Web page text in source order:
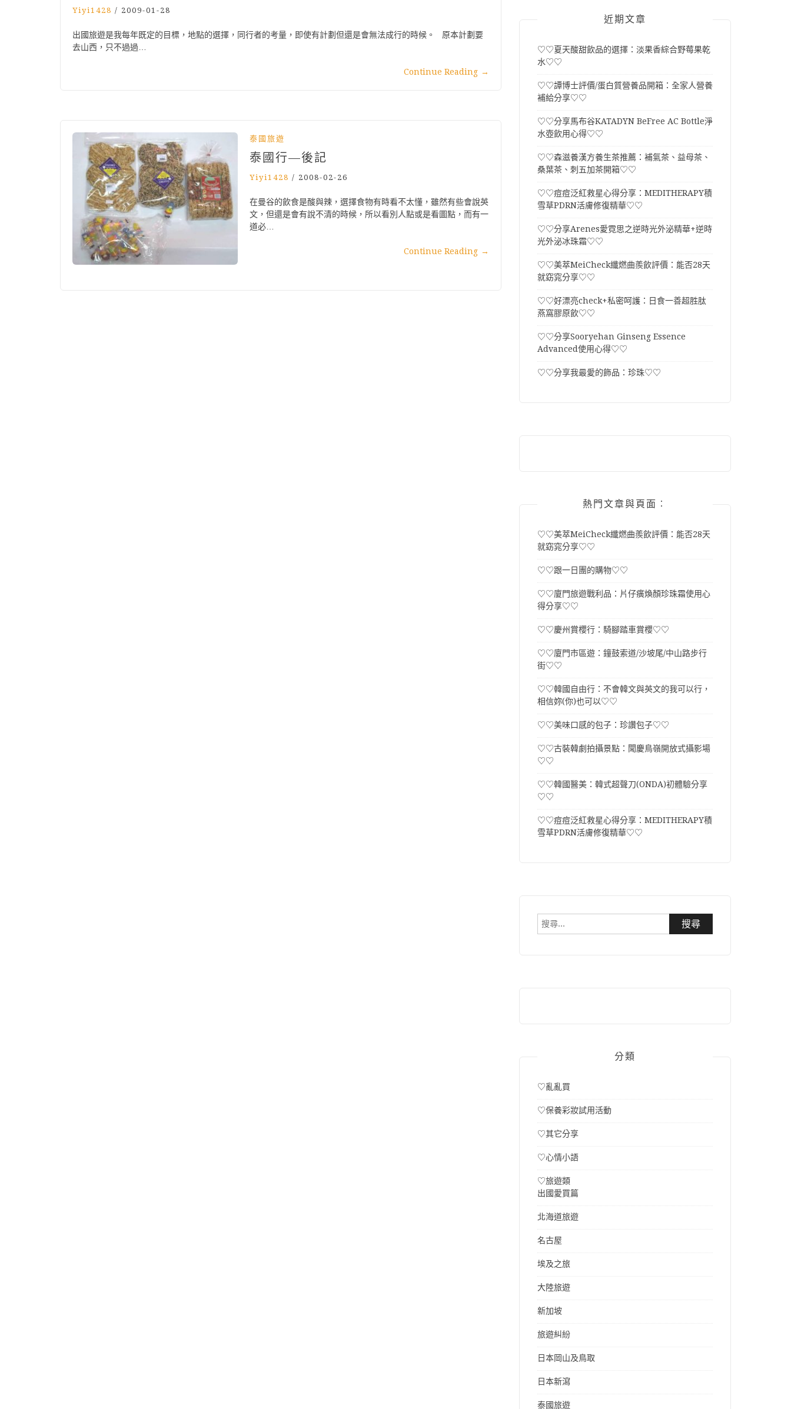
Yiyi1428 / 2009-01-28
出國旅遊是我每年既定的目標，地點的選擇，同行者的考量，即使有計劃但還是會無法成行的時候。 原本計劃要
去山西，只不過過…
Continue Reading →
泰國旅遊
泰國行—後記
Yiyi1428 / 2008-02-26
在曼谷的飲食是酸與辣，選擇食物有時看不太懂，雖然有些會說英
文，但還是會有說不清的時候，所以看別人點或是看圖點，而有一
道必…
Continue Reading →
近期文章
♡♡夏天酸甜飲品的選擇：淡果香綜合野莓果乾
水♡♡
♡♡譚博士評價/蛋白質營養品開箱：全家人營養
補給分享♡♡
♡♡分享馬布谷KATADYN BeFree AC Bottle淨
水壺飲用心得♡♡
♡♡森滋養漢方養生茶推薦：補氣茶、益母茶、
桑葉茶、刺五加茶開箱♡♡
♡♡痘痘泛紅救星心得分享：MEDITHERAPY積
雪草PDRN活膚修復精華♡♡
♡♡分享Arenes愛霓思之逆時光外泌精華+逆時
光外泌冰珠霜♡♡
♡♡美萃MeiCheck纖燃曲羨飲評價：能否28天
就窈窕分享♡♡
♡♡好漂亮check+私密呵護：日食一善超胜肽
燕窩膠原飲♡♡
♡♡分享Sooryehan Ginseng Essence
Advanced使用心得♡♡
♡♡分享我最愛的飾品：珍珠♡♡
熱門文章與頁面︰
♡♡美萃MeiCheck纖燃曲羨飲評價：能否28天
就窈窕分享♡♡
♡♡跟一日團的購物♡♡
♡♡廈門旅遊戰利品：片仔癀煥顏珍珠霜使用心
得分享♡♡
♡♡慶州賞櫻行：騎腳踏車賞櫻♡♡
♡♡廈門市區遊：鐘鼓索道/沙坡尾/中山路步行
街♡♡
♡♡韓國自由行：不會韓文與英文的我可以行，
相信妳(你)也可以♡♡
♡♡美味口感的包子：珍讚包子♡♡
♡♡古裝韓劇拍攝景點：聞慶鳥嶺開放式攝影場
♡♡
♡♡韓國醫美：韓式超聲刀(ONDA)初體驗分享
♡♡
♡♡痘痘泛紅救星心得分享：MEDITHERAPY積
雪草PDRN活膚修復精華♡♡
搜
分類
♡亂亂買
♡保養彩妝試用活動
♡其它分享
♡心情小語
♡旅遊類
出國愛買篇
北海道旅遊
名古屋
埃及之旅
大陸旅遊
新加坡
旅遊糾紛
日本岡山及鳥取
日本新瀉
泰國旅遊